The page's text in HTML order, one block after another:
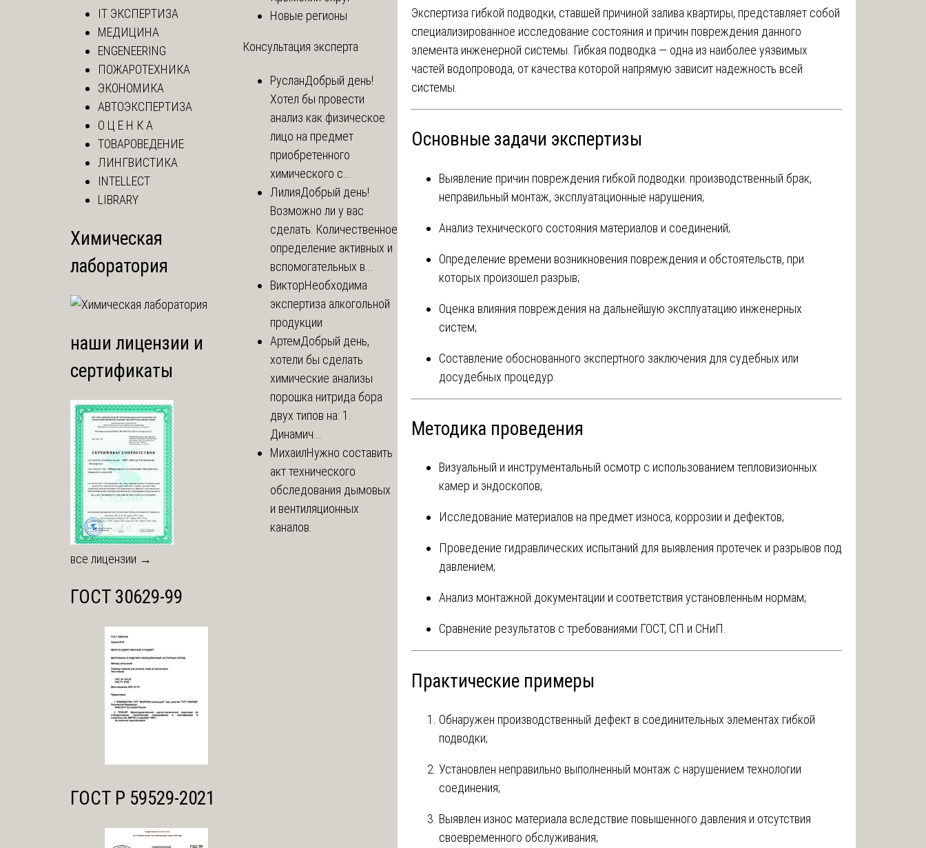
Экспертиза гибкой подводки, ставшей причиной залива квартиры, представляет собой
специализированное исследование состояния и причин повреждения данного
элемента инженерной системы. Гибкая подводка — одна из наиболее уязвимых
частей водопровода, от качества которой напрямую зависит надежность всей
системы.
Основные задачи экспертизы
Выявление причин повреждения гибкой подводки: производственный брак,
неправильный монтаж, эксплуатационные нарушения;
Анализ технического состояния материалов и соединений;
Определение времени возникновения повреждения и обстоятельств, при
которых произошел разрыв;
Оценка влияния повреждения на дальнейшую эксплуатацию инженерных
систем;
Составление обоснованного экспертного заключения для судебных или
досудебных процедур.
Методика проведения
Визуальный и инструментальный осмотр с использованием тепловизионных
камер и эндоскопов;
Исследование материалов на предмет износа, коррозии и дефектов;
Проведение гидравлических испытаний для выявления протечек и разрывов под
давлением;
Анализ монтажной документации и соответствия установленным нормам;
Сравнение результатов с требованиями ГОСТ, СП и СНиП.
Практические примеры
Обнаружен производственный дефект в соединительных элементах гибкой
подводки;
Установлен неправильно выполненный монтаж с нарушением технологии
соединения;
Выявлен износ материала вследствие повышенного давления и отсутствия
своевременного обслуживания;
IT ЭКСПЕРТИЗА
МЕДИЦИНА
ENGENEERING
ПОЖАРОТЕХНИКА
ЭКОНОМИКА
АВТОЭКСПЕРТИЗА
О Ц Е Н К А
ТОВАРОВЕДЕНИЕ
ЛИНГВИСТИКА
INTELLECT
LIBRARY
Химическая
лаборатория
наши лицензии и
сертификаты
все лицензии →
ГОСТ 30629-99
ГОСТ Р 59529-2021
Новые регионы
Консультация эксперта
РусланДобрый день!
Хотел бы провести
анализ как физическое
лицо на предмет
приобретенного
химического с...
ЛилияДобрый день!
Возможно ли у вас
сделать: Количественное
определение активных и
вспомогательных в...
ВикторНеобходима
экспертиза алкогольной
продукции
АртемДобрый день,
хотели бы сделать
химические анализы
порошка нитрида бора
двух типов на: 1.
Динамич...
МихаилНужно составить
акт технического
обследования дымовых
и вентиляционных
каналов.